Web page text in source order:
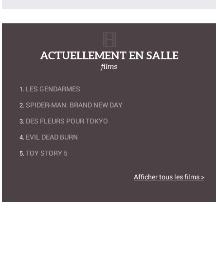
ACTUELLEMENT EN SALLE
films
LES GENDARMES
SPIDER-MAN: BRAND NEW DAY
DES FLEURS POUR TOKYO
EVIL DEAD BURN
TOY STORY 5
Afficher tous les films >